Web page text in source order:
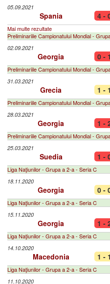
05.09.2021
Spania 4 -
Mai multe rezultate
Preliminariile Campionatului Mondial -
02.09.2021
Georgia 0 - 1
Preliminariile Campionatului Mondial -
31.03.2021
Grecia 1 - 1
Preliminariile Campionatului Mondial -
28.03.2021
Georgia 1 -
Preliminariile Campionatului Mondial -
25.03.2021
Suedia 1 -
Liga Naţiunilor - Grupa a 2-a - Seria C
18.11.2020
Georgia 0 -
Liga Naţiunilor - Grupa a 2-a - Seria C
15.11.2020
Georgia 1 -
Liga Naţiunilor - Grupa a 2-a - Seria C
14.10.2020
Macedonia 1 - 1
Liga Naţiunilor - Grupa a 2-a - Seria C
11.10.2020